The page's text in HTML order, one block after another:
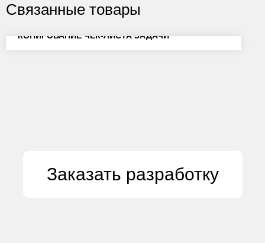
Связанные товары
КОПИРОВАНИЕ ЧЕК-ЛИСТА ЗАДАЧИ
Заказать разработку